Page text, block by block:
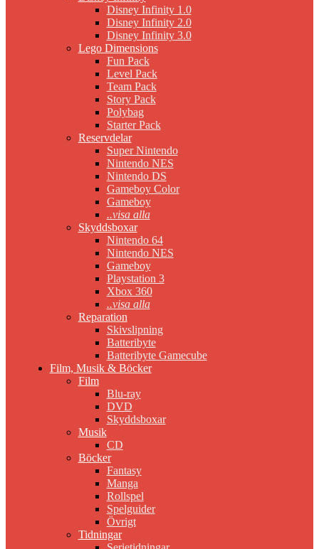
Disney Infinity 1.0
Disney Infinity 2.0
Disney Infinity 3.0
Lego Dimensions
Fun Pack
Level Pack
Team Pack
Story Pack
Polybag
Starter Pack
Reservdelar
Super Nintendo
Nintendo NES
Nintendo DS
Gameboy Color
Gameboy
..visa alla
Skyddsboxar
Nintendo 64
Nintendo NES
Gameboy
Playstation 3
Xbox 360
..visa alla
Reparation
Skivslipning
Batteribyte
Batteribyte Gamecube
Film, Musik & Böcker
Film
Blu-ray
DVD
Skyddsboxar
Musik
CD
Böcker
Fantasy
Manga
Rollspel
Spelguider
Övrigt
Tidningar